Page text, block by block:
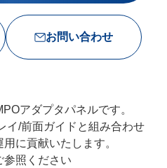
お問い合わせ
アダプタパネルです。
イ/前面ガイドと組み合わせ
に貢献いたします。
参照ください